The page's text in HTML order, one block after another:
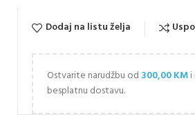
Dodaj na listu želja
Ostvarite narudžbu od 300,00KMi
besplatnu dostavu.